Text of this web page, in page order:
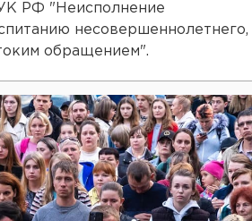
РФ "Неисполнение
несовершеннолетнего,
обращением".